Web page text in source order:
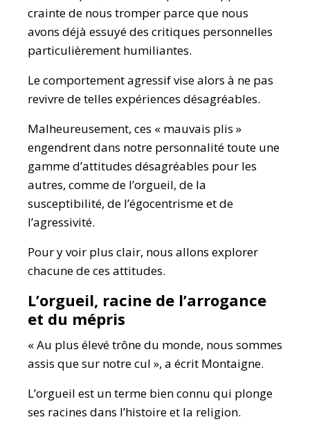
crainte de nous tromper parce que nous
avons déjà essuyé des critiques personnelles
particulièrement humiliantes.
Le comportement agressif vise alors à ne pas
revivre de telles expériences désagréables.
Malheureusement, ces « mauvais plis »
engendrent dans notre personnalité toute une
gamme d’attitudes désagréables pour les
autres, comme de l’orgueil, de la
susceptibilité, de l’égocentrisme et de
l’agressivité.
Pour y voir plus clair, nous allons explorer
chacune de ces attitudes.
L’orgueil, racine de l’arrogance
et du mépris
« Au plus élevé trône du monde, nous sommes
assis que sur notre cul », a écrit Montaigne.
L’orgueil est un terme bien connu qui plonge
ses racines dans l’histoire et la religion.